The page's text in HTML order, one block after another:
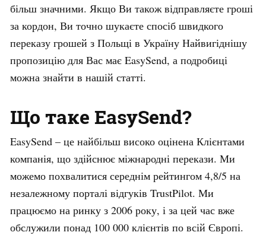
більш значними. Якщо Ви також відправляєте гроші
за кордон, Ви точно шукаєте спосіб швидкого
переказу грошей з Польщі в Україну Найвигіднішу
пропозицію для Вас має EasySend, а подробиці
можна знайти в нашій статті.
Що таке EasySend?
EasySend – це найбільш високо оцінена Клієнтами
компанія, що здійснює міжнародні перекази. Ми
можемо похвалитися середнім рейтингом 4,8/5 на
незалежному порталі відгуків TrustPilot. Ми
працюємо на ринку з 2006 року, і за цей час вже
обслужили понад 100 000 клієнтів по всій Європі.